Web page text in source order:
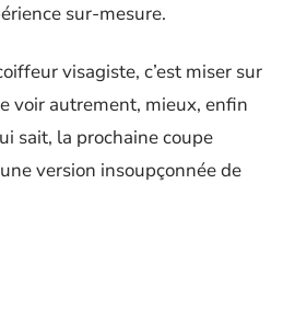
sur-mesure.
visagiste, c’est miser sur
voir autrement, mieux, enfin
sait, la prochaine coupe
version insoupçonnée de